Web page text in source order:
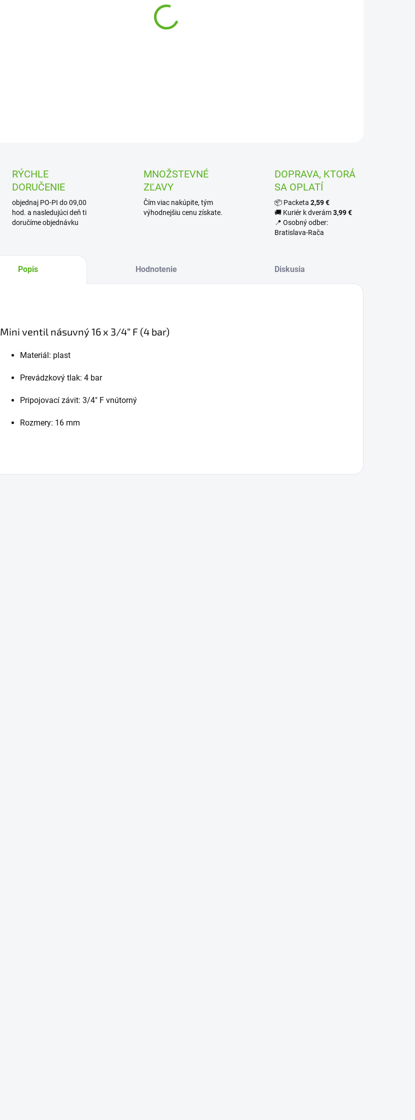
RÝCHLE
DORUČENIE
objednaj PO-PI do 09,00
hod. a nasledujúci deň ti
doručíme objednávku
MNOŽSTEVNÉ
ZĽAVY
Čím viac nakúpite, tým
výhodnejšiu cenu získate.
DOPRAVA, KTORÁ
SA OPLATÍ
📦 Packeta2,59 €
🚚 Kuriér k dverám3,99 €
📍 Osobný odber:
Bratislava-Rača
Popis Hodnotenie Diskusia
Mini ventil násuvný 16 x 3/4“ F (4 bar)
Materiál: plast
Prevádzkový tlak: 4 bar
Pripojovací závit: 3/4" F vnútorný
Rozmery: 16 mm